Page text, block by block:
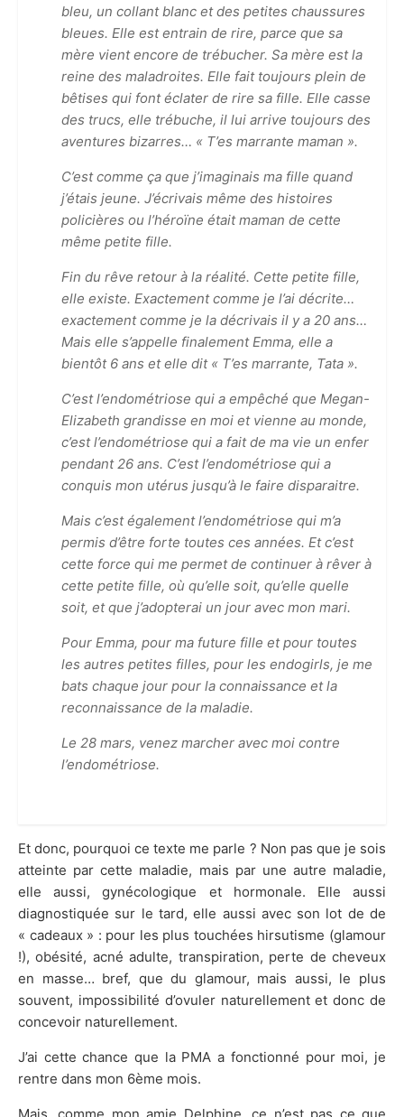
bleu, un collant blanc et des petites chaussures
bleues. Elle est entrain de rire, parce que sa
mère vient encore de trébucher. Sa mère est la
reine des maladroites. Elle fait toujours plein de
bêtises qui font éclater de rire sa fille. Elle casse
des trucs, elle trébuche, il lui arrive toujours des
aventures bizarres… « T’es marrante maman ».
C’est comme ça que j’imaginais ma fille quand
j’étais jeune. J’écrivais même des histoires
policières ou l’héroïne était maman de cette
même petite fille.
Fin du rêve retour à la réalité. Cette petite fille,
elle existe. Exactement comme je l’ai décrite…
exactement comme je la décrivais il y a 20 ans…
Mais elle s’appelle finalement Emma, elle a
bientôt 6 ans et elle dit « T’es marrante, Tata ».
C’est l’endométriose qui a empêché que Megan-
Elizabeth grandisse en moi et vienne au monde,
c’est l’endométriose qui a fait de ma vie un enfer
pendant 26 ans. C’est l’endométriose qui a
conquis mon utérus jusqu’à le faire disparaitre.
Mais c’est également l’endométriose qui m’a
permis d’être forte toutes ces années. Et c’est
cette force qui me permet de continuer à rêver à
cette petite fille, où qu’elle soit, qu’elle quelle
soit, et que j’adopterai un jour avec mon mari.
Pour Emma, pour ma future fille et pour toutes
les autres petites filles, pour les endogirls, je me
bats chaque jour pour la connaissance et la
reconnaissance de la maladie.
Le 28 mars, venez marcher avec moi contre
l’endométriose.
Et donc, pourquoi ce texte me parle ? Non pas que je sois
atteinte par cette maladie, mais par une autre maladie,
elle aussi, gynécologique et hormonale. Elle aussi
diagnostiquée sur le tard, elle aussi avec son lot de de
« cadeaux » : pour les plus touchées hirsutisme (glamour
!), obésité, acné adulte, transpiration, perte de cheveux
en masse… bref, que du glamour, mais aussi, le plus
souvent, impossibilité d’ovuler naturellement et donc de
concevoir naturellement.
J’ai cette chance que la PMA a fonctionné pour moi, je
rentre dans mon 6ème mois.